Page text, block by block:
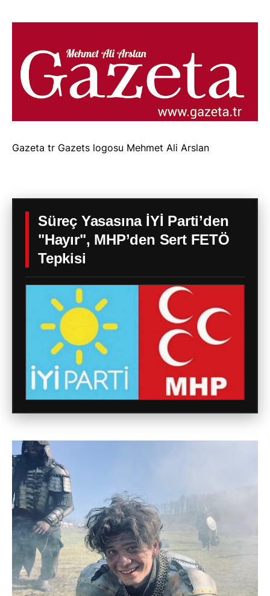
Gazeta tr Gazets logosu Mehmet Ali Arslan
Süreç Yasasına İYİ Parti’den
"Hayır", MHP’den Sert FETÖ
Tepkisi